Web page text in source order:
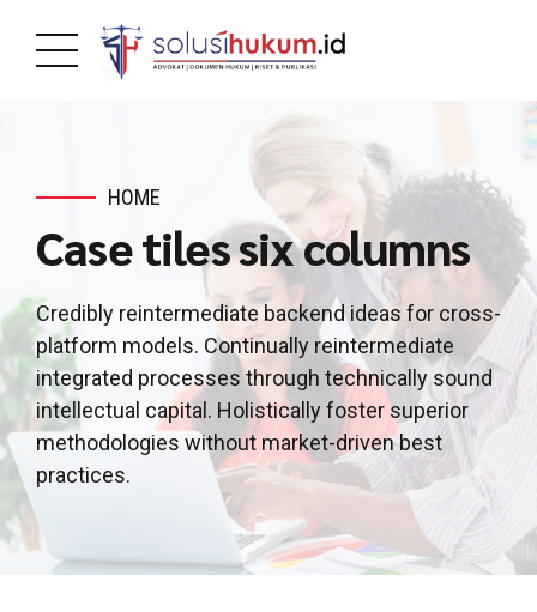
HOME
Case tiles six columns
Credibly reintermediate backend ideas for cross-
platform models. Continually reintermediate
integrated processes through technically sound
intellectual capital. Holistically foster superior
methodologies without market-driven best
practices.